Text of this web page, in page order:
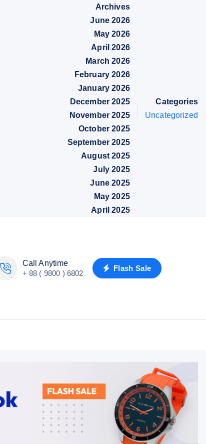
Archives
June 2026
May 2026
April 2026
March 2026
February 2026
January 2026
December 2025
November 2025
October 2025
September 2025
August 2025
July 2025
June 2025
May 2025
April 2025
Categories
Uncategorized
Call Anytime
+ 88 ( 9800 ) 6802
Flash Sale